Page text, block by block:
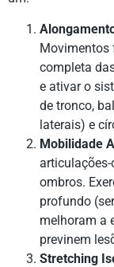
Movimentos
completa
e ativar o
de tronco,
laterais) e
Mobilidade
ombros.
profundo
melhoram a
previnem
Stretching